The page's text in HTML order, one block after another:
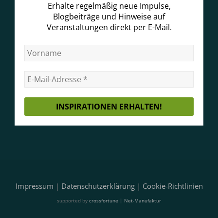
Erhalte regelmäßig neue Impulse,
Blogbeiträge und Hinweise auf
Veranstaltungen direkt per E-Mail.
Impressum | Datenschutzerklärung| Cookie-Richtlinien
supported by crossfortune | Net-Manufaktur